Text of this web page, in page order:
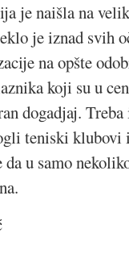
je naišla na
je iznad svih
na opšte
koji su u
dogadjaj. Treba
teniski
u samo